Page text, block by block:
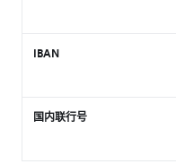
IBAN
国内联行号